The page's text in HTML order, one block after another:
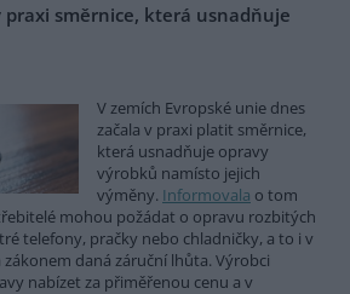
praxi směrnice, která usnadňuje
V zemích Evropské unie dnes
začala v praxi platit směrnice,
která usnadňuje opravy
výrobků namísto jejich
výměny. Informovala o tom
mohou požádat o opravu rozbitých
telefony, pračky nebo chladničky, a to i v
daná záruční lhůta. Výrobci
nabízet za přiměřenou cenu a v